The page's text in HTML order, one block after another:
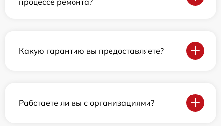
процессе ремонта?
Какую гарантию вы предоставляете?
Работаете ли вы с организациями?